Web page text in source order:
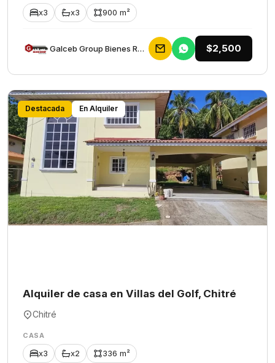
x3 x3 900 m²
Galceb Group Bienes Raices $2,500
Destacada En Alquiler
Alquiler de casa en Villas del Golf, Chitré
Chitré
CASA
x3 x2 336 m²